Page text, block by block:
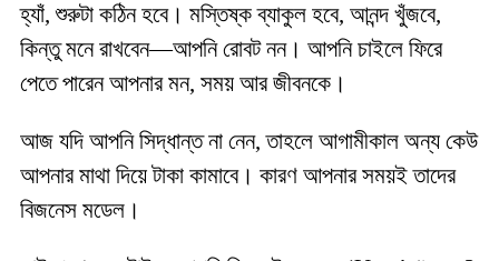
হ্যাঁ, শুরুটা কঠিন হবে। মস্তিষ্ক ব্যাকুল হবে, আনন্দ খুঁজবে,
কিন্তু মনে রাখবেন—আপনি রোবট নন। আপনি চাইলে ফিরে
পেতে পারেন আপনার মন, সময় আর জীবনকে।
আজ যদি আপনি সিদ্ধান্ত না নেন, তাহলে আগামীকাল অন্য কেউ
আপনার মাথা দিয়ে টাকা কামাবে। কারণ আপনার সময়ই তাদের
বিজনেস মডেল।